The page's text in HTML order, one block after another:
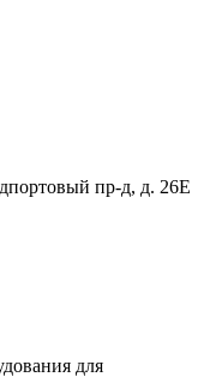
пр-д, д. 26Е
для